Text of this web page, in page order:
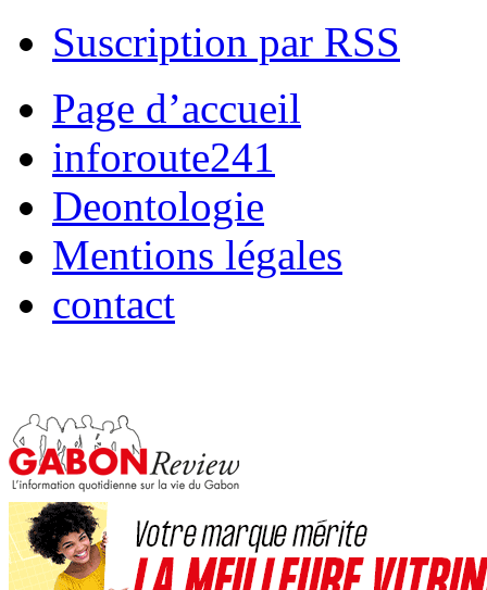
Suscription par RSS
Page d’accueil
inforoute241
Deontologie
Mentions légales
contact